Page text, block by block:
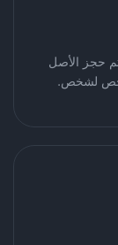
حجز الأصل